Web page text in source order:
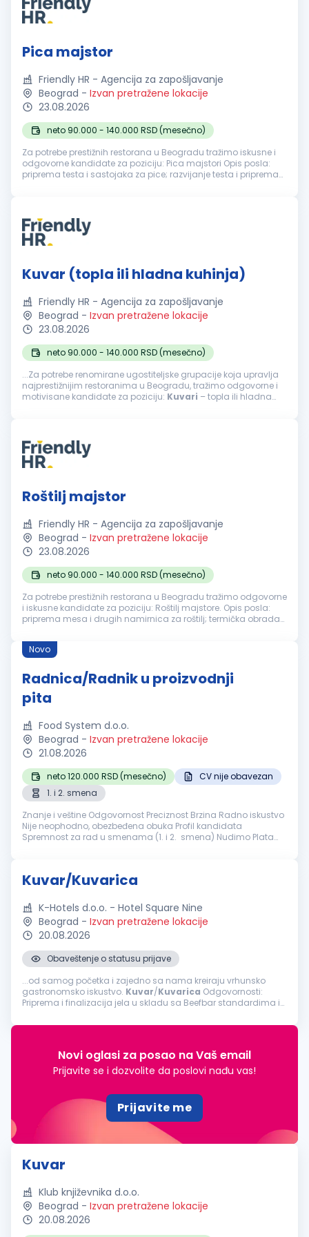
Pica majstor
Friendly HR - Agencija za zapošljavanje
Beograd - Izvan pretražene lokacije
23.08.2026
neto 90.000 - 140.000 RSD (mesečno)
Za potrebe prestižnih restorana u Beogradu tražimo iskusne i
odgovorne kandidate za poziciju: Pica majstori Opis posla:
priprema testa i sastojaka za pice; razvijanje testa i priprema
Kuvar (topla ili hladna kuhinja)
Friendly HR - Agencija za zapošljavanje
Beograd - Izvan pretražene lokacije
23.08.2026
neto 90.000 - 140.000 RSD (mesečno)
...Za potrebe renomirane ugostiteljske grupacije koja upravlja
najprestižnijim restoranima u Beogradu, tražimo odgovorne i
motivisane kandidate za poziciju: Kuvari – topla ili hladna
Roštilj majstor
Friendly HR - Agencija za zapošljavanje
Beograd - Izvan pretražene lokacije
23.08.2026
neto 90.000 - 140.000 RSD (mesečno)
Za potrebe prestižnih restorana u Beogradu tražimo odgovorne
i iskusne kandidate za poziciju: Roštilj majstore. Opis posla:
priprema mesa i drugih namirnica za roštilj; termička obrada
i st...
Novo
Radnica/Radnik u proizvodnji
pita
Food System d.o.o.
Beograd - Izvan pretražene lokacije
21.08.2026
neto 120.000 RSD (mesečno)
CV nije obavezan
1. i 2. smena
Znanje i veštine Odgovornost Preciznost Brzina Radno iskustvo
Nije neophodno, obezbeđena obuka Profil kandidata
Spremnost za rad u smenama (1. i 2. smena) Nudimo Plata
Kuvar/Kuvarica
K-Hotels d.o.o. - Hotel Square Nine
Beograd - Izvan pretražene lokacije
20.08.2026
Obaveštenje o statusu prijave
...od samog početka i zajedno sa nama kreiraju vrhunsko
gastronomsko iskustvo. Kuvar/Kuvarica Odgovornosti:
Priprema i finalizacija jela u skladu sa Beefbar standardima i
početka servisa; Obezbeđivanje...
Novi oglasi za posao na Vaš email
Prijavite se i dozvolite da poslovi nađu vas!
Prijavite me
Kuvar
Klub književnika d.o.o.
Beograd - Izvan pretražene lokacije
20.08.2026